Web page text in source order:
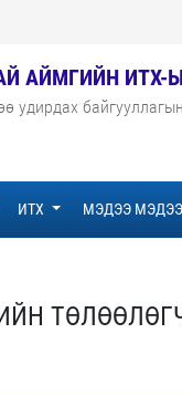
АЙМГИЙН
удирдах
ИТХ МЭДЭЭ